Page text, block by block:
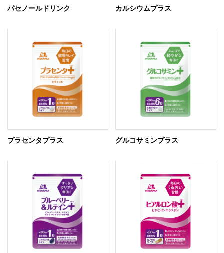
パセノールドリンク カルシウムプラス
プラセンタプラス グルコサミンプラス